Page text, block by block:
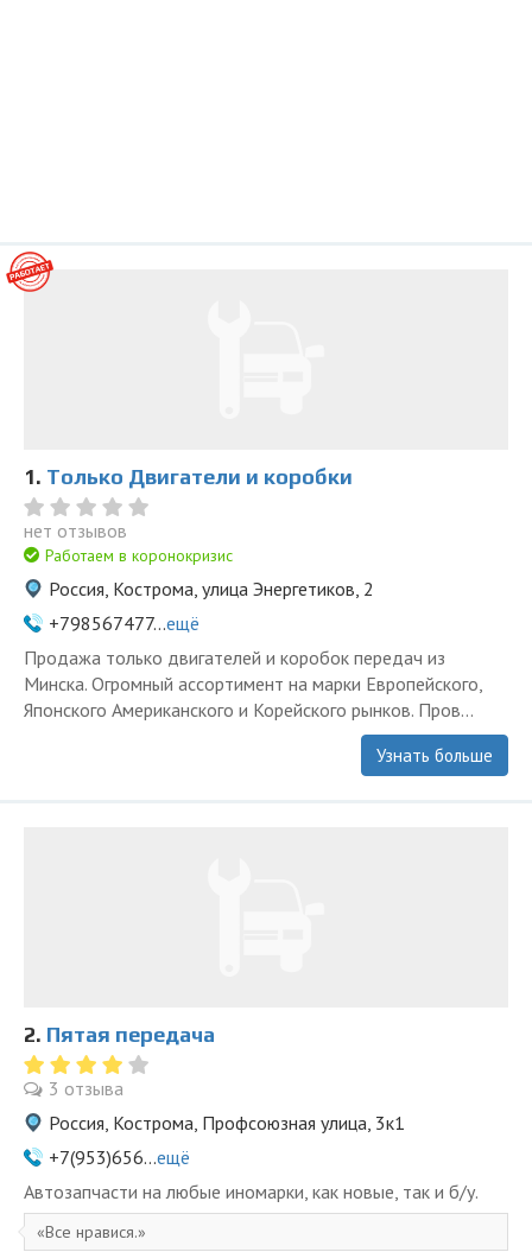
1. Только Двигатели и коробки
нет отзывов
Работаем в коронокризис
Россия, Кострома, улица Энергетиков, 2
+798567477...ещё
Продажа только двигателей и коробок передач из
Минска. Огромный ассортимент на марки Европейского,
Японского Американского и Корейского рынков. Пров...
Узнать больше
2. Пятая передача
3 отзыва
Россия, Кострома, Профсоюзная улица, 3к1
+7(953)656...ещё
Автозапчасти на любые иномарки, как новые, так и б/у.
Все нравися.